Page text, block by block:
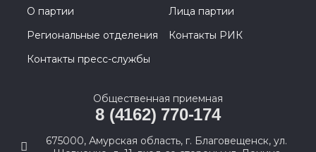
О партии
Лица партии
Региональные отделения
Контакты РИК
Контакты пресс-службы
Общественная приемная
8 (4162) 770-174
675000, Амурская область, г. Благовещенск, ул.